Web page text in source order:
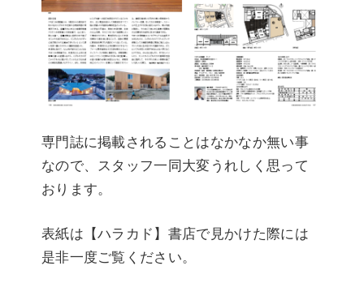
専門誌に掲載されることはなかなか無い事
なので、スタッフ一同大変うれしく思って
おります。
表紙は【ハラカド】書店で見かけた際には
是非一度ご覧ください。